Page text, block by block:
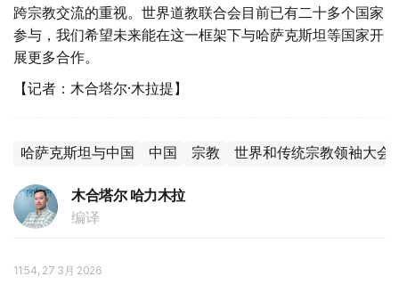
跨宗教交流的重视。世界道教联合会目前已有二十多个国家
参与，我们希望未来能在这一框架下与哈萨克斯坦等国家开
展更多合作。
【记者：木合塔尔·木拉提】
哈萨克斯坦与中国 中国 宗教 世界和传统宗教领袖大会
木合塔尔 哈力木拉
编译
11:54, 27 3月 2026